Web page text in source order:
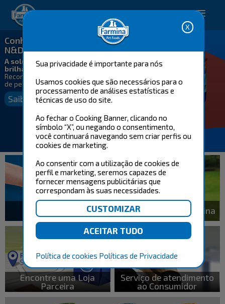
Sua privacidade é importante para nós
Usamos cookies que são necessários para o
processamento de análises estatísticas e
técnicas de uso do site.
Ao fechar o Cooking Banner, clicando no
símbolo “X”, ou negando o consentimento,
você continuará navegando sem criar perfis ou
cookies de marketing.
Ao consentir com a utilização de cookies de
perfil e marketing, seremos capazes de
fornecer mensagens publicitárias que
correspondam às suas necessidades.
Política de cookies Políticas de Privacidade
Happy pet. Happy you.
Conheça N&D White e
N&D Brown
A solução para pelos macios e
brilhantes
Recomendado para cães adultos
de pelagem branca e marrom
Saiba mais
Sua Consultora Farmina
Encontre uma Loja
Parceira
Serviço de atendimento
ao Consumidor